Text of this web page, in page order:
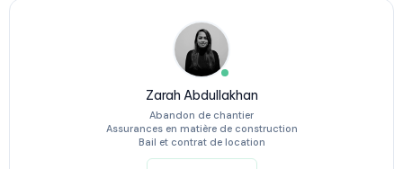
Zarah Abdullakhan
Abandon de chantier
Assurances en matière de construction
Bail et contrat de location